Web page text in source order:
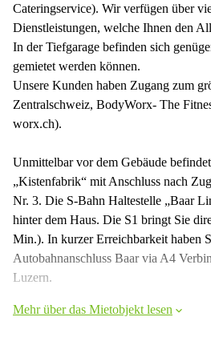
Cateringservice). Wir verfügen über
Dienstleistungen, welche Ihnen den
In der Tiefgarage befinden sich
gemietet werden können.
Unsere Kunden haben Zugang zum
Zentralschweiz, BodyWorx- The
worx.ch).
Unmittelbar vor dem Gebäude
„Kistenfabrik“ mit Anschluss nach
Nr. 3. Die S-Bahn Haltestelle „Baar
hinter dem Haus. Die S1 bringt Sie
Min.). In kurzer Erreichbarkeit haben
Autobahnanschluss Baar via A4
Luzern.
Mehr über das Mietobjekt lesen